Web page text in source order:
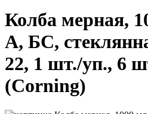
Колба мерная,
А, БС,
22, 1 шт./уп., 6
(Corning)